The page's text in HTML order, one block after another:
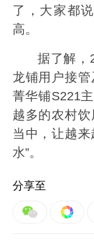
了，大家都
高。
据了解，
龙铺用户接
菁华铺S221
越多的农村
当中，让越来
水”。
分享至